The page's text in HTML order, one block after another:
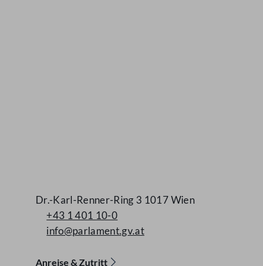
Dr.-Karl-Renner-Ring 3 1017 Wien
+43 1 401 10-0
info@parlament.gv.at
Anreise & Zutritt